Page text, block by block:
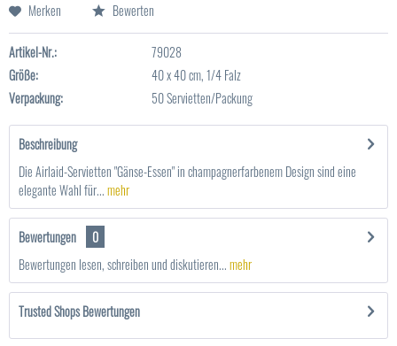
Merken Bewerten
Artikel-Nr.:
79028
Größe:
40 x 40 cm, 1/4 Falz
Verpackung:
50 Servietten/Packung
Beschreibung
Die Airlaid-Servietten "Gänse-Essen" in champagnerfarbenem Design sind eine
elegante Wahl für...mehr
Bewertungen
0
Bewertungen lesen, schreiben und diskutieren...mehr
Trusted Shops Bewertungen